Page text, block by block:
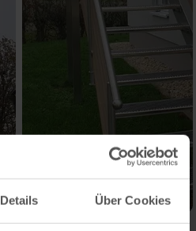
Details Über Cookies